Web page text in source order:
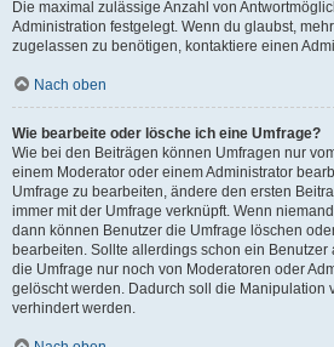
Die maximal zulässige Anzahl von
Administration festgelegt. Wenn du glaubst,
zugelassen zu benötigen, kontaktiere einen
Nach oben
Wie bearbeite oder lösche ich eine Umfrage?
Wie bei den Beiträgen können Umfragen nur
einem Moderator oder einem Administrator
Umfrage zu bearbeiten, ändere den ersten
immer mit der Umfrage verknüpft. Wenn
dann können Benutzer die Umfrage löschen
bearbeiten. Sollte allerdings schon ein Benutzer
die Umfrage nur noch von Moderatoren oder
gelöscht werden. Dadurch soll die Manipulation
verhindert werden.